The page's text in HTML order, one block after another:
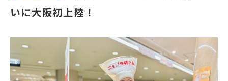
湊町リバープレイス
ディーズスクエア主催企画
- 梅田一丁目美味しい市場 -
いに大阪初上陸！